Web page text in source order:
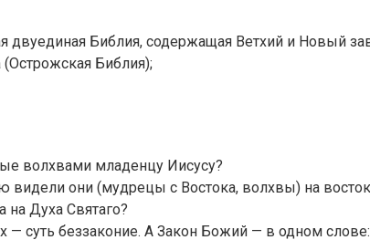
двуединая Библия, содержащая Ветхий и Новый
Библия);
волхвами младенцу Иисусу?
видели они (мудрецы с Востока, волхвы) на
Духа Святаго?
— суть беззаконие. А Закон Божий — в одном